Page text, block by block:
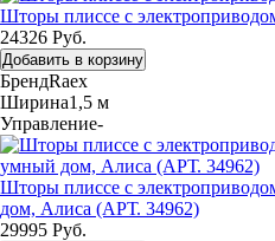
Шторы плиссе с
24326 Руб.
Добавить в корзину
БрендRaex
Ширина1,5 м
Управление-
Шторы плиссе с
дом, Алиса (АРТ. 34962)
29995 Руб.